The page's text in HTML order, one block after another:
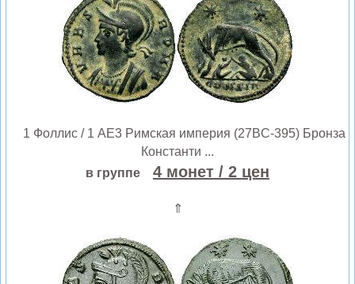
1 Фоллис / 1 AE3 Римская империя (27BC-395) Бронза
Константи ...
в группе
4 монет / 2 цен
⇑